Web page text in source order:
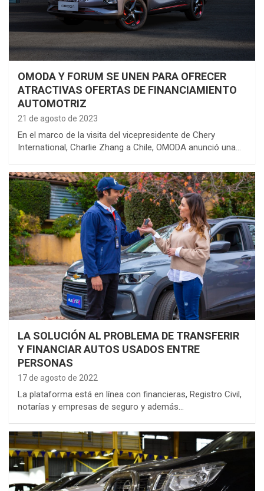
OMODA Y FORUM SE UNEN PARA OFRECER
ATRACTIVAS OFERTAS DE FINANCIAMIENTO
AUTOMOTRIZ
21 de agosto de 2023
En el marco de la visita del vicepresidente de Chery
International, Charlie Zhang a Chile, OMODA anunció una…
LA SOLUCIÓN AL PROBLEMA DE TRANSFERIR
Y FINANCIAR AUTOS USADOS ENTRE
PERSONAS
17 de agosto de 2022
La plataforma está en línea con financieras, Registro Civil,
notarías y empresas de seguro y además…